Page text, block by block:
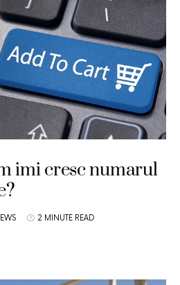
imi cresc numarul
2 MINUTE READ